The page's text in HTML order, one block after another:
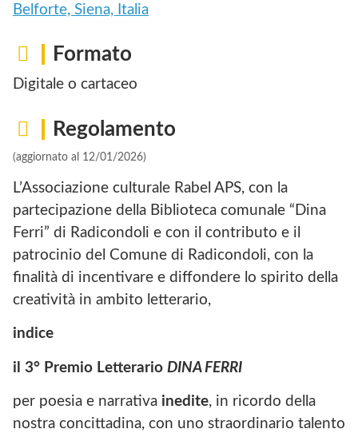
Belforte, Siena, Italia
Formato
Digitale o cartaceo
Regolamento
(aggiornato al 12/01/2026)
L’Associazione culturale Rabel APS, con la
partecipazione della Biblioteca comunale “Dina
Ferri” di Radicondoli e con il contributo e il
patrocinio del Comune di Radicondoli, con la
finalità di incentivare e diffondere lo spirito della
creatività in ambito letterario,
indice
il 3° Premio Letterario DINA FERRI
per poesia e narrativa inedite, in ricordo della
nostra concittadina, con uno straordinario talento